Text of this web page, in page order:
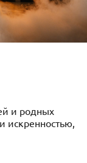
и родных
искренностью,